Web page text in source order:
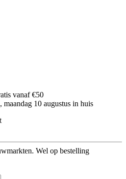
vanaf €50
maandag 10 augustus in huis
Wel op bestelling